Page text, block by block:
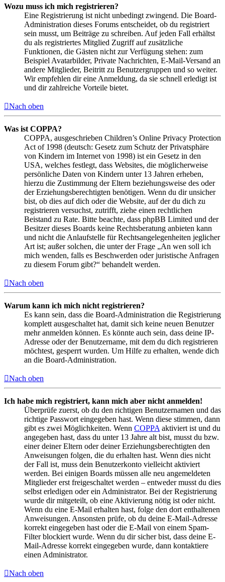
Wozu muss ich mich registrieren?
Eine Registrierung ist nicht unbedingt zwingend. Die Board-
Administration dieses Forums entscheidet, ob du registriert
sein musst, um Beiträge zu schreiben. Auf jeden Fall erhältst
du als registriertes Mitglied Zugriff auf zusätzliche
Funktionen, die Gästen nicht zur Verfügung stehen: zum
Beispiel Avatarbilder, Private Nachrichten, E-Mail-Versand an
andere Mitglieder, Beitritt zu Benutzergruppen und so weiter.
Wir empfehlen dir eine Anmeldung, da sie schnell erledigt ist
und dir zahlreiche Vorteile bietet.
Nach oben
Was ist COPPA?
COPPA, ausgeschrieben Children’s Online Privacy Protection
Act of 1998 (deutsch: Gesetz zum Schutz der Privatsphäre
von Kindern im Internet von 1998) ist ein Gesetz in den
USA, welches festlegt, dass Websites, die möglicherweise
persönliche Daten von Kindern unter 13 Jahren erheben,
hierzu die Zustimmung der Eltern beziehungsweise des oder
der Erziehungsberechtigten benötigen. Wenn du dir unsicher
bist, ob dies auf dich oder die Website, auf der du dich zu
registrieren versuchst, zutrifft, ziehe einen rechtlichen
Beistand zu Rate. Bitte beachte, dass phpBB Limited und der
Besitzer dieses Boards keine Rechtsberatung anbieten kann
und nicht die Anlaufstelle für Rechtsangelegenheiten jeglicher
Art ist; außer solchen, die unter der Frage „An wen soll ich
mich wenden, falls es Beschwerden oder juristische Anfragen
zu diesem Forum gibt?“ behandelt werden.
Nach oben
Warum kann ich mich nicht registrieren?
Es kann sein, dass die Board-Administration die Registrierung
komplett ausgeschaltet hat, damit sich keine neuen Benutzer
mehr anmelden können. Es könnte auch sein, dass deine IP-
Adresse oder der Benutzername, mit dem du dich registrieren
möchtest, gesperrt wurden. Um Hilfe zu erhalten, wende dich
an die Board-Administration.
Nach oben
Ich habe mich registriert, kann mich aber nicht anmelden!
Überprüfe zuerst, ob du den richtigen Benutzernamen und das
richtige Passwort eingegeben hast. Wenn diese stimmen, dann
gibt es zwei Möglichkeiten. Wenn COPPA aktiviert ist und du
angegeben hast, dass du unter 13 Jahre alt bist, musst du bzw.
einer deiner Eltern oder deiner Erziehungsberechtigten den
Anweisungen folgen, die du erhalten hast. Wenn dies nicht
der Fall ist, muss dein Benutzerkonto vielleicht aktiviert
werden. Bei einigen Boards müssen alle neu angemeldeten
Mitglieder erst freigeschaltet werden – entweder musst du dies
selbst erledigen oder ein Administrator. Bei der Registrierung
wurde dir mitgeteilt, ob eine Aktivierung nötig ist oder nicht.
Wenn du eine E-Mail erhalten hast, folge den dort enthaltenen
Anweisungen. Ansonsten prüfe, ob du deine E-Mail-Adresse
korrekt eingegeben hast oder die E-Mail von einem Spam-
Filter blockiert wurde. Wenn du dir sicher bist, dass deine E-
Mail-Adresse korrekt eingegeben wurde, dann kontaktiere
einen Administrator.
Nach oben